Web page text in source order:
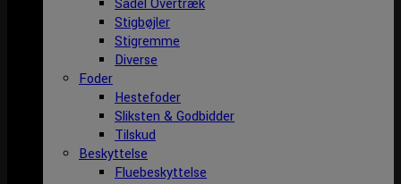
Sadel Overtræk
Stigbøjler
Stigremme
Diverse
Foder
Hestefoder
Sliksten & Godbidder
Tilskud
Beskyttelse
Fluebeskyttelse